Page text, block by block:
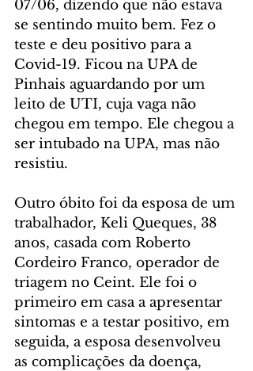
07/06, dizendo que não estava
se sentindo muito bem. Fez o
teste e deu positivo para a
Covid-19. Ficou na UPA de
Pinhais aguardando por um
leito de UTI, cuja vaga não
chegou em tempo. Ele chegou a
ser intubado na UPA, mas não
resistiu.
Outro óbito foi da esposa de um
trabalhador, Keli Queques, 38
anos, casada com Roberto
Cordeiro Franco, operador de
triagem no Ceint. Ele foi o
primeiro em casa a apresentar
sintomas e a testar positivo, em
seguida, a esposa desenvolveu
as complicações da doença,